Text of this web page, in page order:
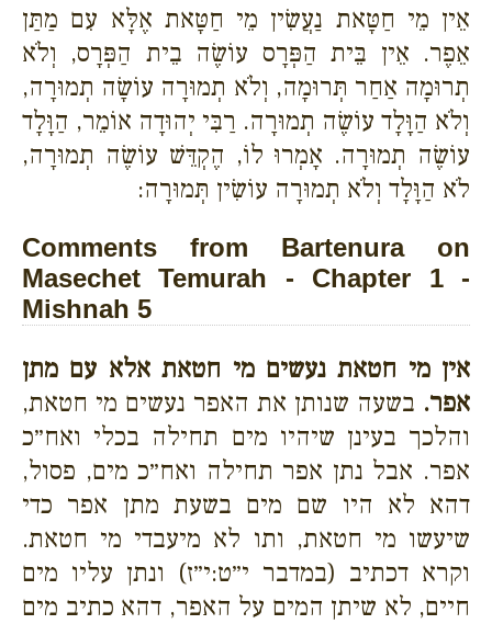
אֵין מֵי חַטָּאת נַעֲשִׂין מֵי חַטָּאת אֶלָּא עִם מַתַּן
אֵפֶר. אֵין בֵּית הַפְּרָס עוֹשֶׂה בֵית הַפְּרָס, וְלֹא
תְרוּמָה אַחַר תְּרוּמָה, וְלֹא תְמוּרָה עוֹשָׂה תְמוּרָה,
וְלֹא הַוָּלָד עוֹשֶׂה תְמוּרָה. רַבִּי יְהוּדָה אוֹמֵר, הַוָּלָד
עוֹשֶׂה תְמוּרָה. אָמְרוּ לוֹ, הֶקְדֵּשׁ עוֹשֶׂה תְמוּרָה,
לֹא הַוָּלָד וְלֹא תְמוּרָה עוֹשִׂין תְּמוּרָה:
Comments from Bartenura on
Masechet Temurah - Chapter 1 -
Mishnah 5
אין מי חטאת נעשים מי חטאת אלא עם מתן
אפר. בשעה שנותן את האפר נעשים מי חטאת,
והלכך בעינן שיהיו מים תחילה בכלי ואח״כ
אפר. אבל נתן אפר תחילה ואח״כ מים, פסול,
דהא לא היו שם מים בשעת מתן אפר כדי
שיעשו מי חטאת, ותו לא מיעבדי מי חטאת.
וקרא דכתיב (במדבר י״ט:י״ז) ונתן עליו מים
חיים, לא שיתן המים על האפר, דהא כתיב מים